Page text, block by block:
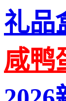
礼品
咸鸭